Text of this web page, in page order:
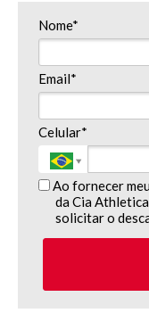
Nome*
Email*
Celular*
Ao fornecer
da Cia
solicitar o